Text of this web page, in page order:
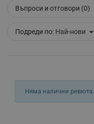
Въпроси и отговори (0)
Подреди по: Най-нови
Няма налични ревюта.